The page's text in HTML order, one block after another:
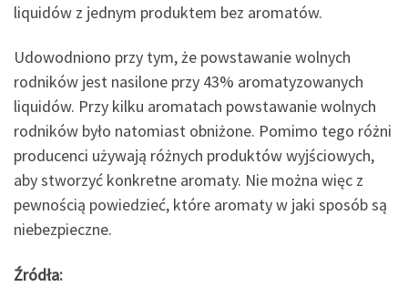
liquidów z jednym produktem bez aromatów.
Udowodniono przy tym, że powstawanie wolnych
rodników jest nasilone przy 43% aromatyzowanych
liquidów. Przy kilku aromatach powstawanie wolnych
rodników było natomiast obniżone. Pomimo tego różni
producenci używają różnych produktów wyjściowych,
aby stworzyć konkretne aromaty. Nie można więc z
pewnością powiedzieć, które aromaty w jaki sposób są
niebezpieczne.
Źródła: